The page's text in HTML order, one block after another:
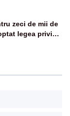
zeci de mii de
legea privind